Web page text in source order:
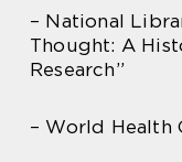
– National
Thought: A
Research”
– World Health